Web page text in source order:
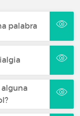
palabra